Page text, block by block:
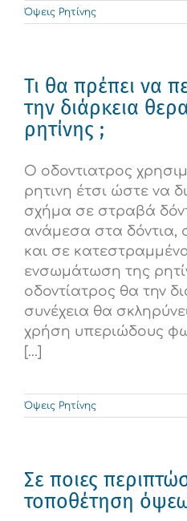
Όψεις Ρητίνης
Τι θα πρέπει να
την διάρκεια
ρητίνης ;
Ο οδοντιατρος
ρητινη έτσι ώστε να
σχήμα σε στραβά
ανάμεσα στα δόντια,
και σε
ενσωμάτωση της
οδοντίατρος θα την
συνέχεια θα
χρήση υπεριώδους
[...]
Όψεις Ρητίνης
Σε ποιες
τοποθέτηση